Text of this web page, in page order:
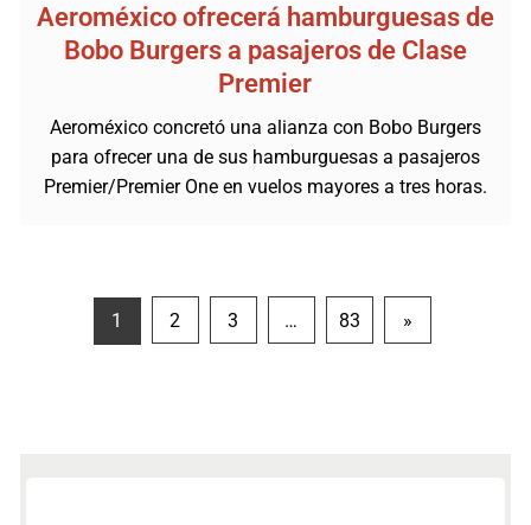
Aeroméxico ofrecerá hamburguesas de
Bobo Burgers a pasajeros de Clase
Premier
Aeroméxico concretó una alianza con Bobo Burgers
para ofrecer una de sus hamburguesas a pasajeros
Premier/Premier One en vuelos mayores a tres horas.
Paginación
1 2 3 … 83 »